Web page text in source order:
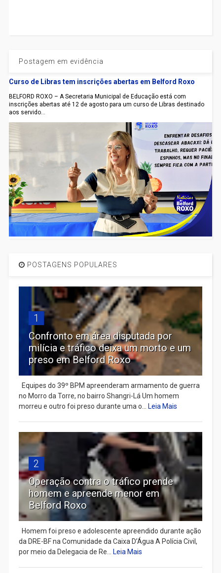
Postagem em evidência
Curso de Libras tem inscrições abertas em Belford Roxo
BELFORD ROXO – A Secretaria Municipal de Educação está com
inscrições abertas até 12 de agosto para um curso de Libras destinado
aos servido...
POSTAGENS POPULARES
1
Confronto em área disputada por
milícia e tráfico deixa um morto e um
preso em Belford Roxo
Equipes do 39º BPM apreenderam armamento de guerra
no Morro da Torre, no bairro Shangri-Lá Um homem
morreu e outro foi preso durante uma o... Leia Mais
2
Operação contra o tráfico prende
homem e apreende menor em
Belford Roxo
Homem foi preso e adolescente apreendido durante ação
da DRE-BF na Comunidade da Caixa D’Água A Polícia Civil,
por meio da Delegacia de Re... Leia Mais